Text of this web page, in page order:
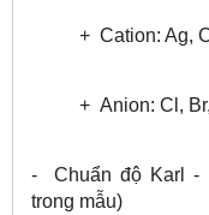
+ Cation: Ag,
+ Anion: Cl,
- Chuẩn độ Karl -
trong mẫu)